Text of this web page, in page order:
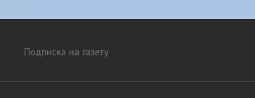
Подписка на газету